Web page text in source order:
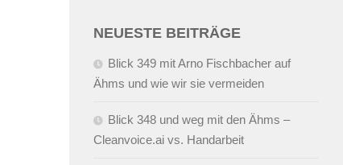
NEUESTE BEITRÄGE
Blick 349 mit Arno Fischbacher auf
Ähms und wie wir sie vermeiden
Blick 348 und weg mit den Ähms –
Cleanvoice.ai vs. Handarbeit